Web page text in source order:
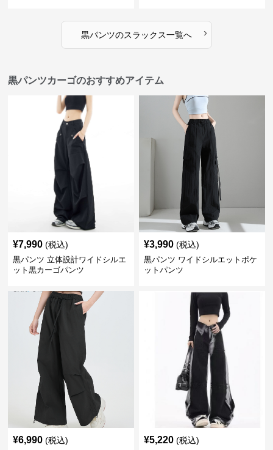
黒パンツのスラックス一覧へ ›
黒パンツカーゴのおすすめアイテム
¥7,990 (税込)
黒パンツ 立体設計ワイドシルエ
ット黒カーゴパンツ
¥3,990 (税込)
黒パンツ ワイドシルエットポケ
ットパンツ
¥6,990 (税込) ¥5,220 (税込)